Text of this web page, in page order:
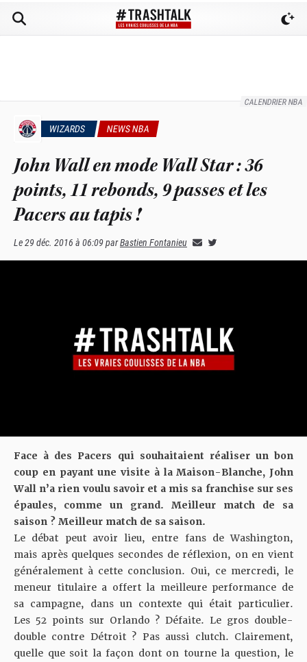
CALENDRIER NBA
WIZARDS NEWS NBA
John Wall en mode Wall Star : 36
points, 11 rebonds, 9 passes et les
Pacers au tapis !
Le29 déc. 2016 à 06:09parBastien Fontanieu
Face à des Pacers qui souhaitaient réaliser un bon
coup en payant une visite à la Maison-Blanche, John
Wall n’a rien voulu savoir et a mis sa franchise sur ses
épaules, comme un grand. Meilleur match de sa
saison ? Meilleur match de sa saison.
Le débat peut avoir lieu, entre fans de Washington,
mais après quelques secondes de réflexion, on en vient
généralement à cette conclusion. Oui, ce mercredi, le
meneur titulaire a offert la meilleure performance de
sa campagne, dans un contexte qui était particulier.
Les 52 points sur Orlando ? Défaite. Le gros double-
double contre Détroit ? Pas aussi clutch. Clairement,
quelle que soit la façon dont on tourne la question, le